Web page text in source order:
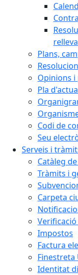
Plans,
Opinions
Pla
Codi de
Seu
Serveis i
Catàleg
Tràmits i
Carpeta
Impostos
Factura
Finestreta
Identitat